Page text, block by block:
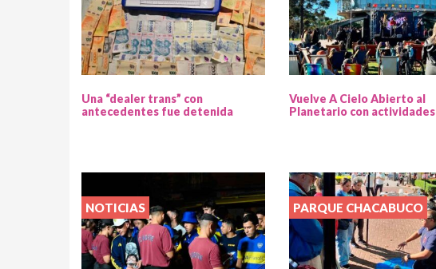
Una “dealer trans” con
antecedentes fue detenida
Vuelve A Cielo Abierto al
Planetario con actividades
NOTICIAS PARQUE CHACABUCO